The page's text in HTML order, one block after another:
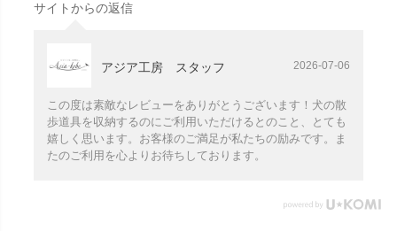
サイトからの返信
アジア工房 スタッフ 2026-07-06
この度は素敵なレビューをありがとうございます！犬の散
歩道具を収納するのにご利用いただけるとのこと、とても
嬉しく思います。お客様のご満足が私たちの励みです。ま
たのご利用を心よりお待ちしております。